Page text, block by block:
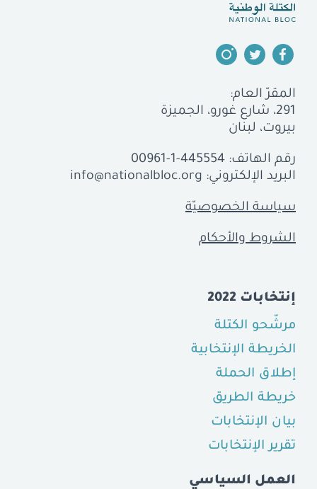
المقرّ العام:
291، شارع غورو، الجميزة
بيروت، لبنان
رقم الهاتف: 00961-1-445554
البريد الإلكتروني: info@nationalbloc.org
سياسة الخصوصيّة
الشروط والأحكام
إنتخابات 2022
مرشّحو الكتلة
الخريطة الإنتخابية
إطلاق الحملة
خريطة الطريق
بيان الإنتخابات
تقرير الإنتخابات
العمل السياسي